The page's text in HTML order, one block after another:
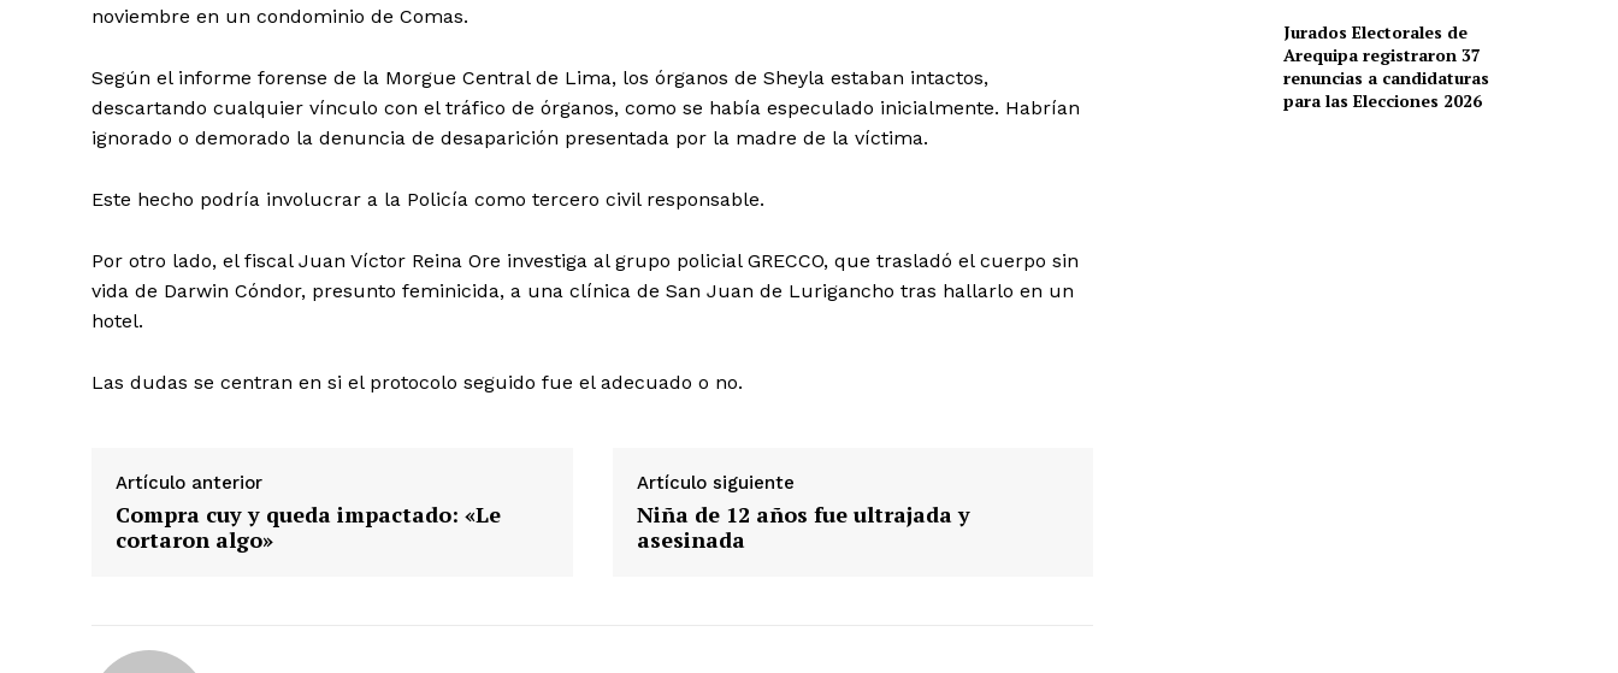
Nosotros
noviembre en un condominio de Comas.
Según el informe forense de la Morgue Central de Lima, los órganos de Sheyla estaban intactos,
descartando cualquier vínculo con el tráfico de órganos, como se había especulado inicialmente. Habrían
ignorado o demorado la denuncia de desaparición presentada por la madre de la víctima.
Este hecho podría involucrar a la Policía como tercero civil responsable.
Por otro lado, el fiscal Juan Víctor Reina Ore investiga al grupo policial GRECCO, que trasladó el cuerpo sin
vida de Darwin Cóndor, presunto feminicida, a una clínica de San Juan de Lurigancho tras hallarlo en un
hotel.
Las dudas se centran en si el protocolo seguido fue el adecuado o no.
Artículo anterior
Compra cuy y queda impactado: «Le
cortaron algo»
Artículo siguiente
Niña de 12 años fue ultrajada y
asesinada
Jurados Electorales de
Arequipa registraron 37
renuncias a candidaturas
para las Elecciones 2026